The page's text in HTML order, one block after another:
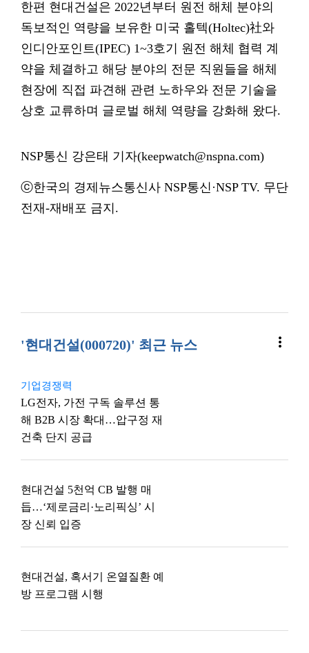
한편 현대건설은 2022년부터 원전 해체 분야의
독보적인 역량을 보유한 미국 홀텍(Holtec)社와
인디안포인트(IPEC) 1~3호기 원전 해체 협력 계
약을 체결하고 해당 분야의 전문 직원들을 해체
현장에 직접 파견해 관련 노하우와 전문 기술을
상호 교류하며 글로벌 해체 역량을 강화해 왔다.
NSP통신 강은태 기자(keepwatch@nspna.com)
ⓒ한국의 경제뉴스통신사 NSP통신·NSP TV. 무단
전재-재배포 금지.
'현대건설(000720)' 최근 뉴스 more_vert
기업경쟁력
LG전자, 가전 구독 솔루션 통
해 B2B 시장 확대…압구정 재
건축 단지 공급
현대건설 5천억 CB 발행 매
듭…‘제로금리·노리픽싱’ 시
장 신뢰 입증
현대건설, 혹서기 온열질환 예
방 프로그램 시행